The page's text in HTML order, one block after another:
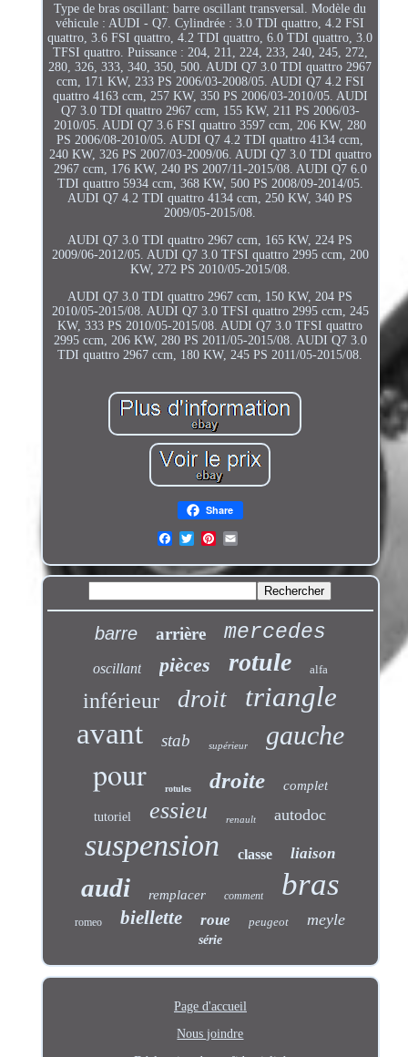
Type de bras oscillant: barre oscillant transversal. Modèle du
véhicule : AUDI - Q7. Cylindrée : 3.0 TDI quattro, 4.2 FSI
quattro, 3.6 FSI quattro, 4.2 TDI quattro, 6.0 TDI quattro, 3.0
TFSI quattro. Puissance : 204, 211, 224, 233, 240, 245, 272,
280, 326, 333, 340, 350, 500. AUDI Q7 3.0 TDI quattro 2967
ccm, 171 KW, 233 PS 2006/03-2008/05. AUDI Q7 4.2 FSI
quattro 4163 ccm, 257 KW, 350 PS 2006/03-2010/05. AUDI
Q7 3.0 TDI quattro 2967 ccm, 155 KW, 211 PS 2006/03-
2010/05. AUDI Q7 3.6 FSI quattro 3597 ccm, 206 KW, 280
PS 2006/08-2010/05. AUDI Q7 4.2 TDI quattro 4134 ccm,
240 KW, 326 PS 2007/03-2009/06. AUDI Q7 3.0 TDI quattro
2967 ccm, 176 KW, 240 PS 2007/11-2015/08. AUDI Q7 6.0
TDI quattro 5934 ccm, 368 KW, 500 PS 2008/09-2014/05.
AUDI Q7 4.2 TDI quattro 4134 ccm, 250 KW, 340 PS
2009/05-2015/08.
AUDI Q7 3.0 TDI quattro 2967 ccm, 165 KW, 224 PS
2009/06-2012/05. AUDI Q7 3.0 TFSI quattro 2995 ccm, 200
KW, 272 PS 2010/05-2015/08.
AUDI Q7 3.0 TDI quattro 2967 ccm, 150 KW, 204 PS
2010/05-2015/08. AUDI Q7 3.0 TFSI quattro 2995 ccm, 245
KW, 333 PS 2010/05-2015/08. AUDI Q7 3.0 TFSI quattro
2995 ccm, 206 KW, 280 PS 2011/05-2015/08. AUDI Q7 3.0
TDI quattro 2967 ccm, 180 KW, 245 PS 2011/05-2015/08.
Share
barre arrière mercedes
oscillant pièces rotule alfa
inférieur droit triangle
avant stab supérieur gauche
pour rotules droite complet
tutoriel essieu renault autodoc
suspension classe liaison
audi remplacer comment bras
romeo biellette roue peugeot meyle
série
Page d'accueil
Nous joindre